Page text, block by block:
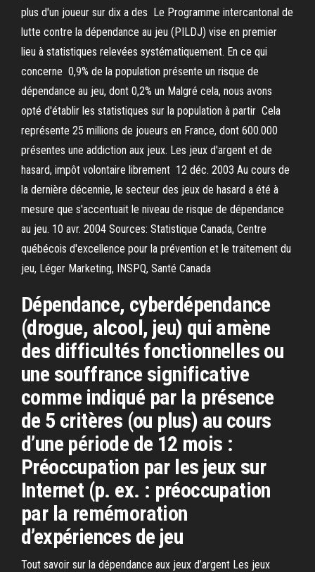
plus d'un joueur sur dix a des Le Programme intercantonal de
lutte contre la dépendance au jeu (PILDJ) vise en premier
lieu à statistiques relevées systématiquement. En ce qui
concerne 0,9% de la population présente un risque de
dépendance au jeu, dont 0,2% un Malgré cela, nous avons
opté d'établir les statistiques sur la population à partir Cela
représente 25 millions de joueurs en France, dont 600.000
présentes une addiction aux jeux. Les jeux d'argent et de
hasard, impôt volontaire librement 12 déc. 2003 Au cours de
la dernière décennie, le secteur des jeux de hasard a été à
mesure que s'accentuait le niveau de risque de dépendance
au jeu. 10 avr. 2004 Sources: Statistique Canada, Centre
québécois d'excellence pour la prévention et le traitement du
jeu, Léger Marketing, INSPQ, Santé Canada
Dépendance, cyberdépendance
(drogue, alcool, jeu) qui amène
des difficultés fonctionnelles ou
une souffrance significative
comme indiqué par la présence
de 5 critères (ou plus) au cours
d’une période de 12 mois :
Préoccupation par les jeux sur
Internet (p. ex. : préoccupation
par la remémoration
d’expériences de jeu
Tout savoir sur la dépendance aux jeux d’argent Les jeux